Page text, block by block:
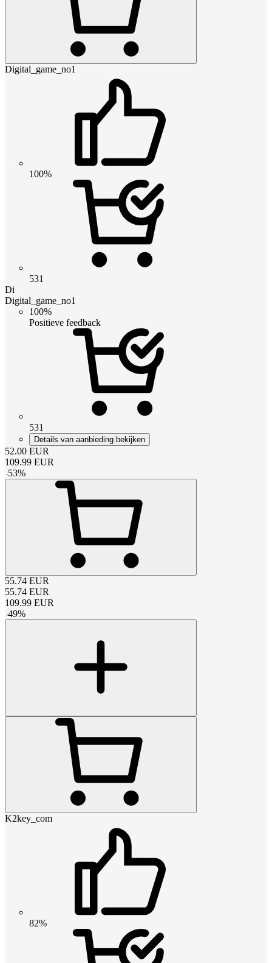
Digital_game_no1
100%
531
Di
Digital_game_no1
100%
Positieve feedback
531
Details van aanbieding bekijken
52.00 EUR
109.99 EUR
-53%
55.74 EUR
55.74 EUR
109.99 EUR
-49%
K2key_com
82%